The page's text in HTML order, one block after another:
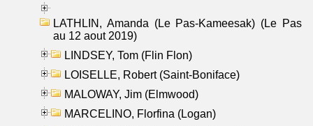
LATHLIN, Amanda (Le Pas-Kameesak) (Le Pas
au 12 aout 2019)
LINDSEY, Tom (Flin Flon)
LOISELLE, Robert (Saint-Boniface)
MALOWAY, Jim (Elmwood)
MARCELINO, Florfina (Logan)